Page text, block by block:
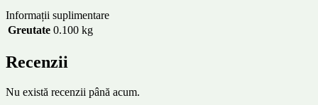
Informații suplimentare
Greutate 0.100 kg
Recenzii
Nu există recenzii până acum.